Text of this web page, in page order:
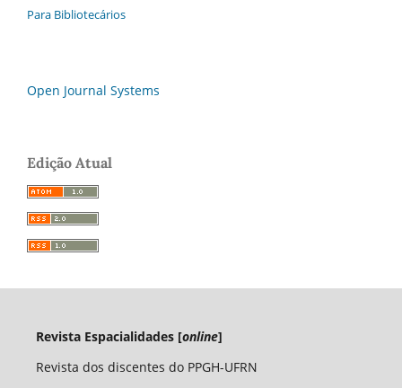
Para Bibliotecários
Open Journal Systems
Edição Atual
Revista Espacialidades [online]
Revista dos discentes do PPGH-UFRN